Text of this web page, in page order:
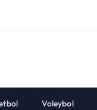
Voleybol